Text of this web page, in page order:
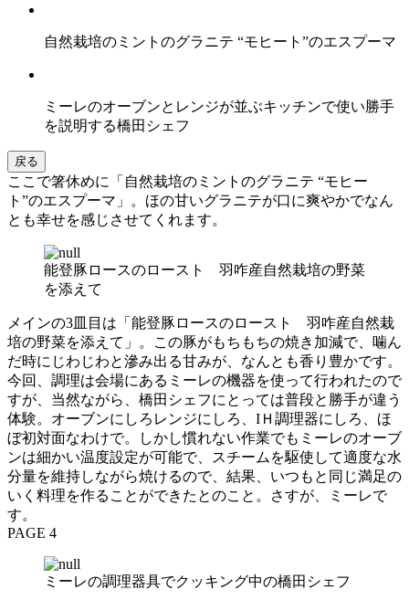
自然栽培のミントのグラニテ “モヒート”のエスプーマ
ミーレのオーブンとレンジが並ぶキッチンで使い勝手
を説明する橋田シェフ
戻る
ここで箸休めに「自然栽培のミントのグラニテ “モヒー
ト”のエスプーマ」。ほの甘いグラニテが口に爽やかでなん
とも幸せを感じさせてくれます。
能登豚ロースのロースト 羽咋産自然栽培の野菜
を添えて
メインの3皿目は「能登豚ロースのロースト 羽咋産自然栽
培の野菜を添えて」。この豚がもちもちの焼き加減で、噛ん
だ時にじわじわと滲み出る甘みが、なんとも香り豊かです。
今回、調理は会場にあるミーレの機器を使って行われたので
すが、当然ながら、橋田シェフにとっては普段と勝手が違う
体験。オーブンにしろレンジにしろ、IＨ調理器にしろ、ほ
ぼ初対面なわけで。しかし慣れない作業でもミーレのオーブ
ンは細かい温度設定が可能で、スチームを駆使して適度な水
分量を維持しながら焼けるので、結果、いつもと同じ満足の
いく料理を作ることができたとのこと。さすが、ミーレで
す。
PAGE 4
ミーレの調理器具でクッキング中の橋田シェフ